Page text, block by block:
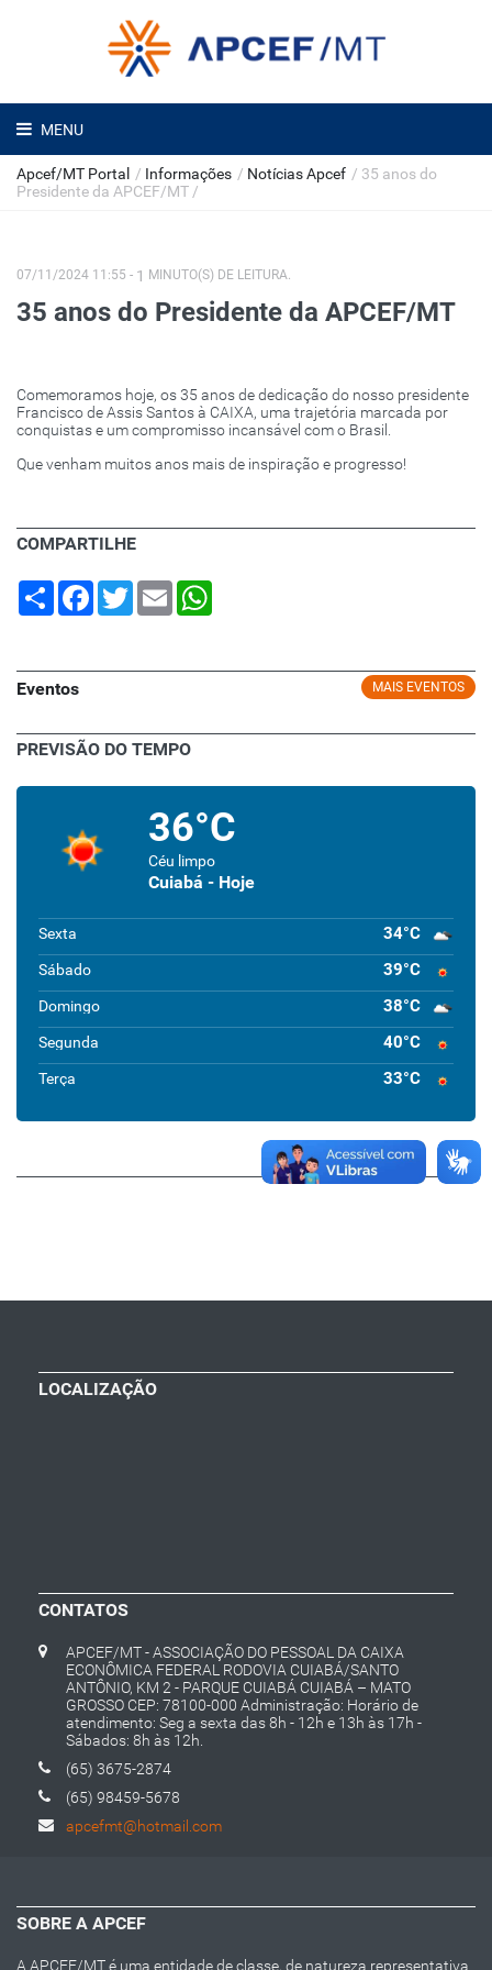
MENU
Apcef/MT Portal / Informações / Notícias Apcef / 35 anos do
Presidente da APCEF/MT /
07/11/2024 11:55 - 1 MINUTO(S) DE LEITURA.
35 anos do Presidente da APCEF/MT
Comemoramos hoje, os 35 anos de dedicação do nosso presidente
Francisco de Assis Santos à CAIXA, uma trajetória marcada por
conquistas e um compromisso incansável com o Brasil.
Que venham muitos anos mais de inspiração e progresso!
COMPARTILHE
Share Facebook
TwitterEmail
MAIS EVENTOS
Eventos
PREVISÃO DO TEMPO
36°C
Céu limpo
Cuiabá - Hoje
Sexta 34°C
Sábado 39°C
Domingo 38°C
Segunda 40°C
Terça 33°C
LOCALIZAÇÃO
CONTATOS
APCEF/MT - ASSOCIAÇÃO DO PESSOAL DA CAIXA
ECONÔMICA FEDERAL RODOVIA CUIABÁ/SANTO
ANTÔNIO, KM 2 - PARQUE CUIABÁ CUIABÁ – MATO
GROSSO CEP: 78100-000 Administração: Horário de
atendimento: Seg a sexta das 8h - 12h e 13h às 17h -
Sábados: 8h às 12h.
(65) 3675-2874
(65) 98459-5678
apcefmt@hotmail.com
SOBRE A APCEF
A APCEF/MT é uma entidade de classe, de natureza representativa